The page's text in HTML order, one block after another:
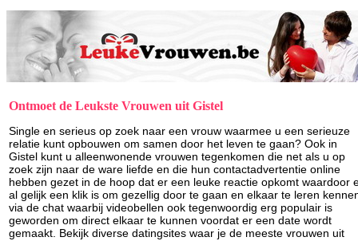
Ontmoet de Leukste Vrouwen uit Gistel
Single en serieus op zoek naar een vrouw waarmee u een serieuze
relatie kunt opbouwen om samen door het leven te gaan? Ook in
Gistel kunt u alleenwonende vrouwen tegenkomen die net als u op
zoek zijn naar de ware liefde en die hun contactadvertentie online
hebben gezet in de hoop dat er een leuke reactie opkomt waardoor
al gelijk een klik is om gezellig door te gaan en elkaar te leren
via de chat waarbij videobellen ook tegenwoordig erg populair is
geworden om direct elkaar te kunnen voordat er een date wordt
gemaakt. Bekijk diverse datingsites waar je de meeste vrouwen uit